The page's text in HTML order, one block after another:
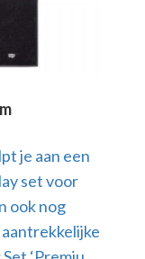
je aan een
set voor
ook nog